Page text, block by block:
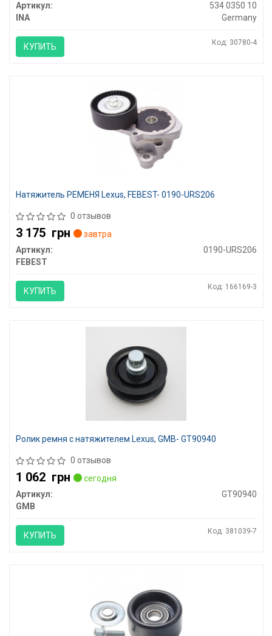
Артикул:
534 0350 10
INA
Germany
КУПИТЬ Код: 30780-4
Натяжитель РЕМЕНЯ Lexus, FEBEST- 0190-URS206
0 отзывов
3 175 грн
завтра
Артикул:
0190-URS206
FEBEST
КУПИТЬ Код: 166169-3
Ролик ремня с натяжителем Lexus, GMB- GT90940
0 отзывов
1 062 грн
сегодня
Артикул:
GT90940
GMB
КУПИТЬ Код: 381039-7